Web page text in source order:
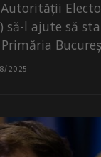
să-l ajute să
treaba...
2025